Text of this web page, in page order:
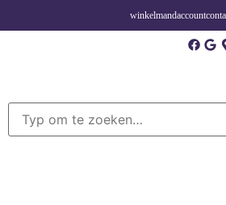
winkelmandaccount